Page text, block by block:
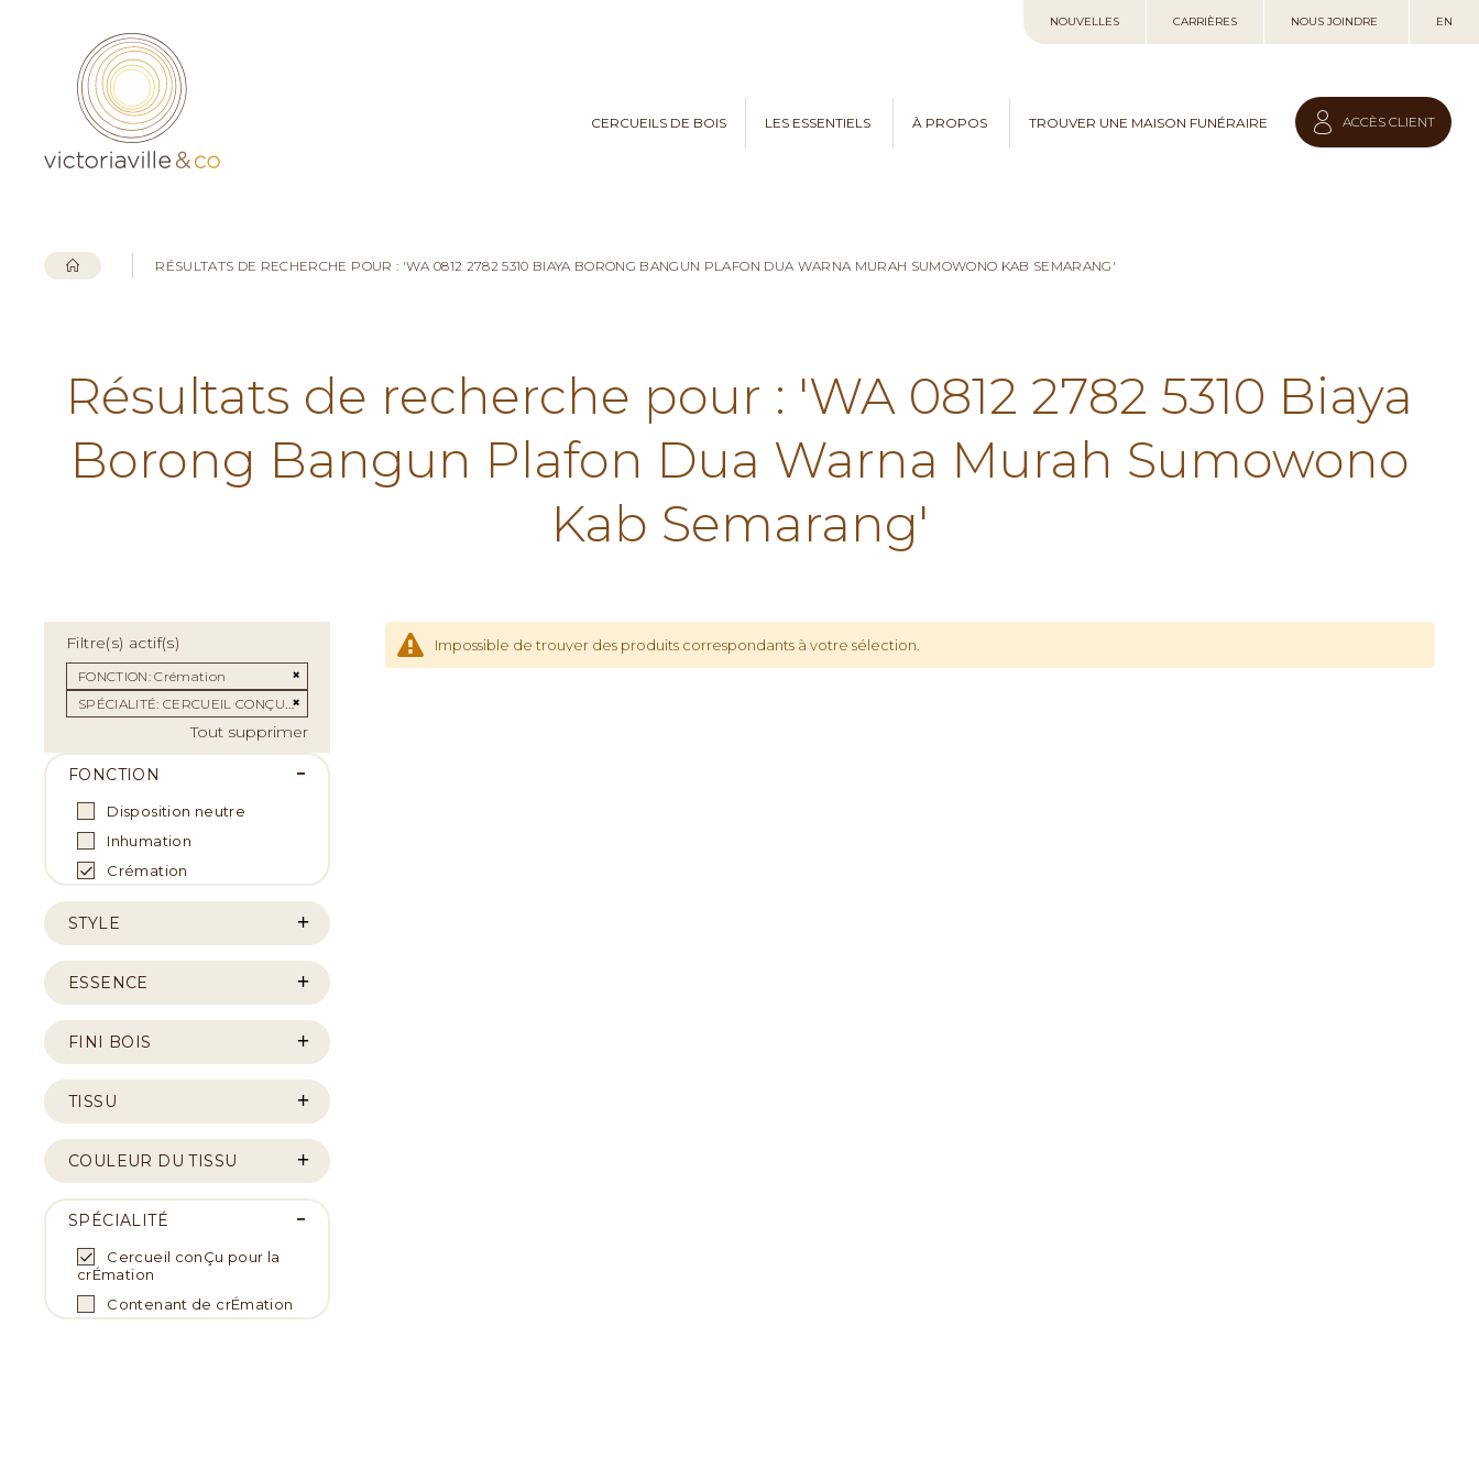
au
NOUVELLES CARRIÈRES NOUS JOINDRE EN
CERCUEILS DE BOIS LES ESSENTIELS À PROPOS TROUVER UNE MAISON FUNÉRAIRE ACCÈS CLIENT
RÉSULTATS DE RECHERCHE POUR : 'WA 0812 2782 5310 BIAYA BORONG BANGUN PLAFON DUA WARNA MURAH SUMOWONO KAB SEMARANG'
Résultats de recherche pour : 'WA 0812 2782 5310 Biaya
Borong Bangun Plafon Dua Warna Murah Sumowono
Kab Semarang'
Impossible de trouver des produits correspondants à votre sélection.
Filtre(s) actif(s)
FONCTION Crémation
Supprimer cet Élément
SPÉCIALITÉ CERCUEIL CONÇU POUR LA CRÉMATION
Tout supprimer
FONCTION
Disposition neutre
Inhumation
Crémation
STYLE
ESSENCE
FINI BOIS
TISSU
COULEUR DU TISSU
SPÉCIALITÉ
Cercueil conÇu pour la
crÉmation
Contenant de crÉmation